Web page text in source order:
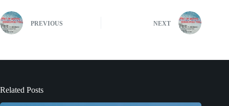
PREVIOUS NEXT
Related Posts